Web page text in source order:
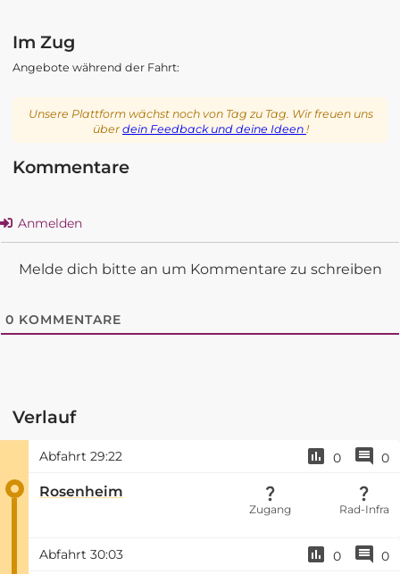
Im Zug
Angebote während der Fahrt:
Unsere Plattform wächst noch von Tag zu Tag. Wir freuen uns
überdein Feedback und deine Ideen !
Kommentare
Anmelden
Melde dich bitte an um Kommentare zu schreiben
0 KOMMENTARE
Verlauf
Abfahrt 29:22 0 0
Rosenheim
Zugang Rad-Infra
Abfahrt 30:03 0 0